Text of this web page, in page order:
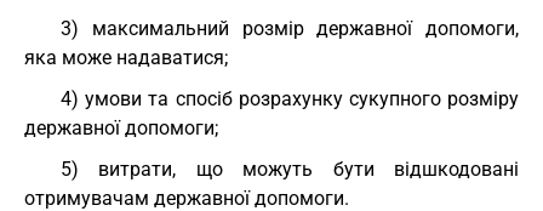
3) максимальний розмір державної допомоги,
яка може надаватися;
4) умови та спосіб розрахунку сукупного розміру
державної допомоги;
5) витрати, що можуть бути відшкодовані
отримувачам державної допомоги.